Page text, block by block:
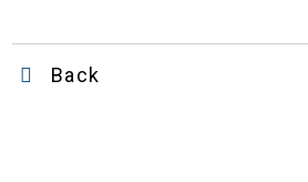
Back